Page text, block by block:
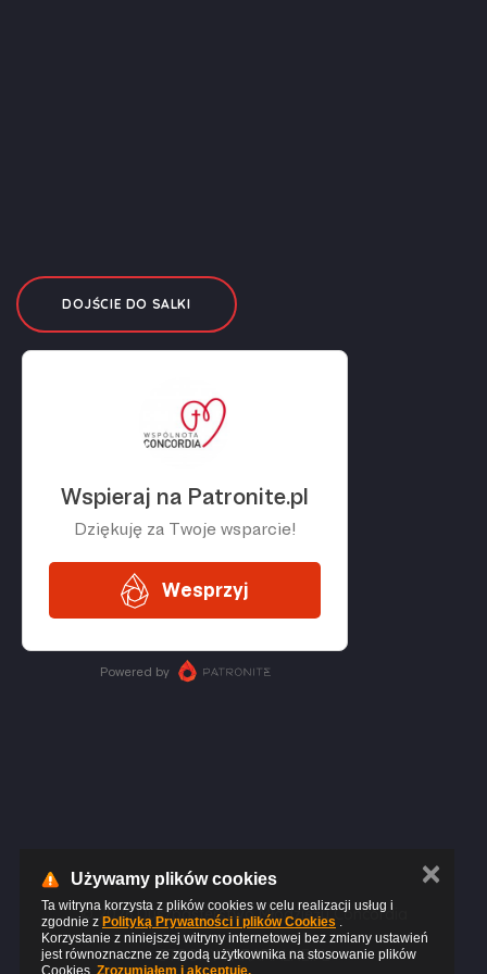
DOJŚCIE DO SALKI
© 2026 Duszpasterstwo Młodzieży Concordia
STRONY-PARAFIALNE.PL
Używamy plików cookies
Ta witryna korzysta z plików cookies w celu realizacji usług i
zgodnie z Polityką Prywatności i plików Cookies .
Korzystanie z niniejszej witryny internetowej bez zmiany ustawień
jest równoznaczne ze zgodą użytkownika na stosowanie plików
Cookies. Zrozumiałem i akceptuję.
✕